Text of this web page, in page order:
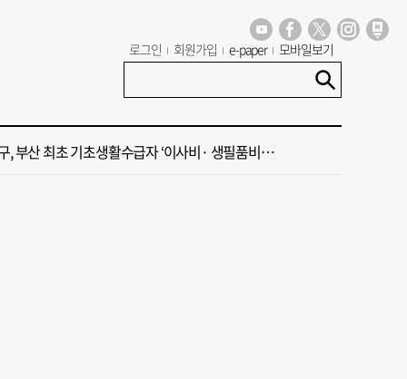
로그인 회원가입 e-paper 모바일보기
신청사, 북항 재개발 부지 복합항만지구 확정
, 부산 최초 기초생활수급자 ‘이사비· 생필품비’ 지원
말 부울경 비 소식